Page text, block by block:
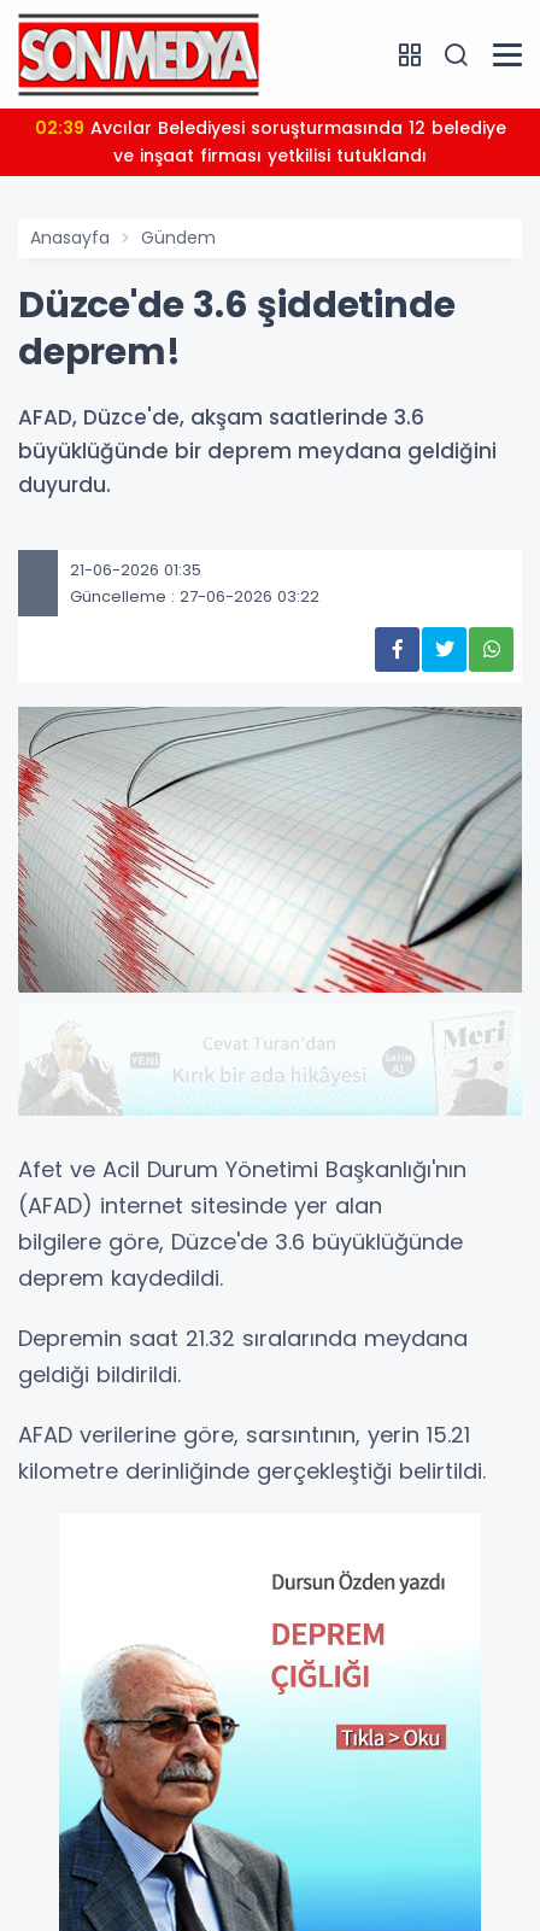
02:39
ve inşaat firması yetkilisi tutuklandı
Anasayfa Gündem
Düzce'de 3.6 şiddetinde
deprem!
AFAD, Düzce'de, akşam saatlerinde 3.6
büyüklüğünde bir deprem meydana geldiğini
duyurdu.
21-06-2026 01:35
Güncelleme : 27-06-2026 03:22
Afet ve Acil Durum Yönetimi Başkanlığı'nın
(AFAD) internet sitesinde yer alan
bilgilere göre, Düzce'de 3.6 büyüklüğünde
deprem kaydedildi.
Depremin saat 21.32 sıralarında meydana
geldiği bildirildi.
AFAD verilerine göre, sarsıntının, yerin 15.21
kilometre derinliğinde gerçekleştiği belirtildi.